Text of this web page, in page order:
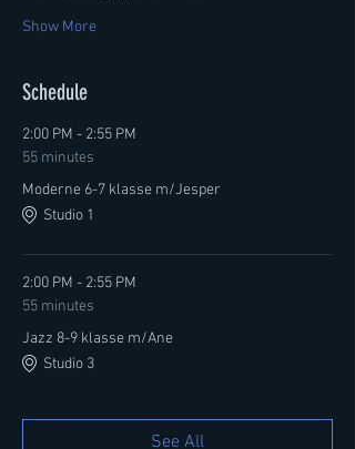
Show More
Schedule
2:00 PM - 2:55 PM
55 minutes
Moderne 6-7 klasse m/Jesper
Studio 1
2:00 PM - 2:55 PM
55 minutes
Jazz 8-9 klasse m/Ane
Studio 3
See All